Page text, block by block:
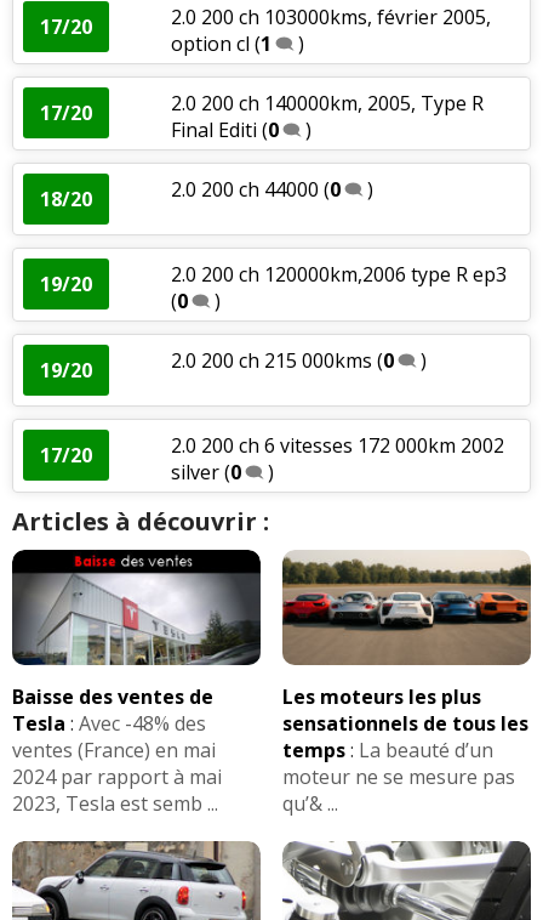
17/20
2.0 200 ch 103000kms, février 2005,
option cl (1 )
17/20
2.0 200 ch 140000km, 2005, Type R
Final Editi (0 )
18/20 2.0 200 ch 44000 (0 )
19/20
2.0 200 ch 120000km,2006 type R ep3
(0 )
19/20 2.0 200 ch 215 000kms (0 )
17/20
2.0 200 ch 6 vitesses 172 000km 2002
silver(0 )
Articles à découvrir :
Baisse des ventes de
Tesla : Avec -48% des
ventes (France) en mai
2024 par rapport à mai
2023, Tesla est semb ...
Les moteurs les plus
sensationnels de tous les
temps: La beauté d’un
moteur ne se mesure pas
qu’& ...